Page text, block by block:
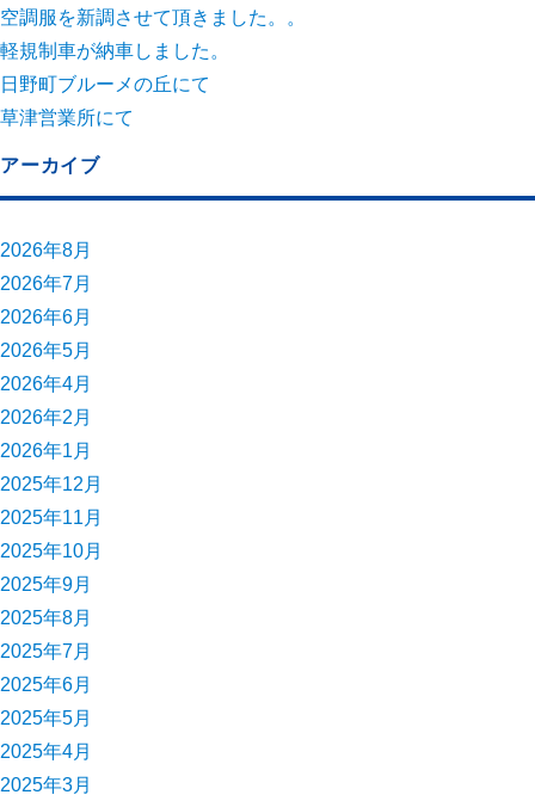
空調服を新調させて頂きました。。
軽規制車が納車しました。
日野町ブルーメの丘にて
草津営業所にて
アーカイブ
2026年8月
2026年7月
2026年6月
2026年5月
2026年4月
2026年2月
2026年1月
2025年12月
2025年11月
2025年10月
2025年9月
2025年8月
2025年7月
2025年6月
2025年5月
2025年4月
2025年3月